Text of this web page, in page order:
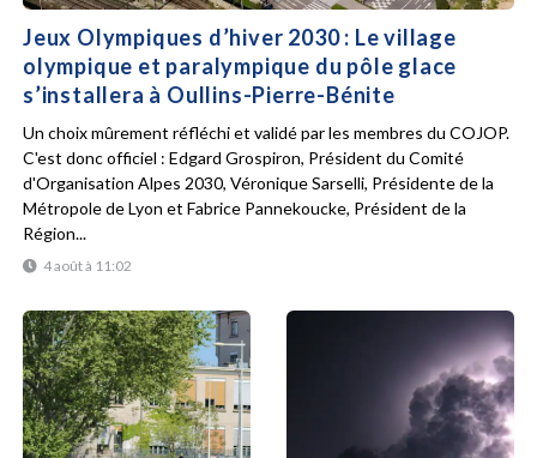
Jeux Olympiques d’hiver 2030 : Le village
olympique et paralympique du pôle glace
s’installera à Oullins-Pierre-Bénite
4 août à 11:02
Un choix mûrement réfléchi et validé par les membres du COJOP.
C'est donc officiel : Edgard Grospiron, Président du Comité
d'Organisation Alpes 2030, Véronique Sarselli, Présidente de la
Métropole de Lyon et Fabrice Pannekoucke, Président de la
Région...